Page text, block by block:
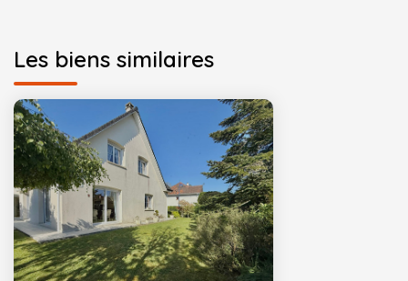
Les biens similaires